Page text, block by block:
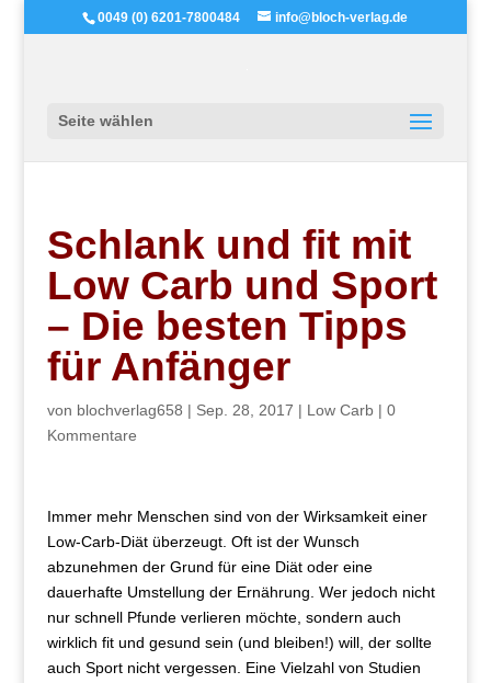
0049 (0) 6201-7800484 info@bloch-verlag.de
Seite wählen
Schlank und fit mit
Low Carb und Sport
– Die besten Tipps
für Anfänger
von blochverlag658 | Sep. 28, 2017 | Low Carb| 0
Kommentare
Immer mehr Menschen sind von der Wirksamkeit einer
Low-Carb-Diät überzeugt. Oft ist der Wunsch
abzunehmen der Grund für eine Diät oder eine
dauerhafte Umstellung der Ernährung. Wer jedoch nicht
nur schnell Pfunde verlieren möchte, sondern auch
wirklich fit und gesund sein (und bleiben!) will, der sollte
auch Sport nicht vergessen. Eine Vielzahl von Studien